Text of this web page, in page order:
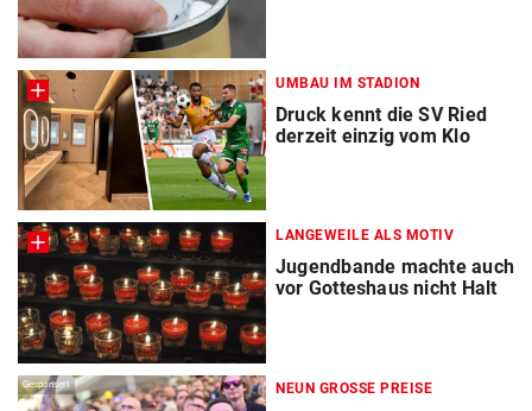
UMBAU IM STADION
Druck kennt die SV Ried
derzeit einzig vom Klo
LANGEWEILE ALS MOTIV
Jugendbande machte auch
vor Gotteshaus nicht Halt
Gesponsert NEUN GROSSE PREISE